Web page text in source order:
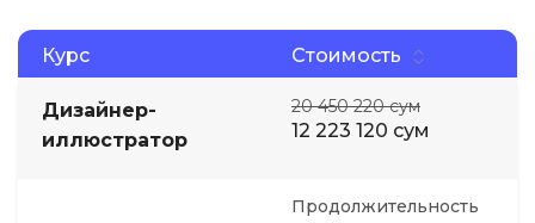
Курс Стоимость
Дизайнер-
иллюстратор
20 450 220 сум
12 223 120 сум
Продолжительность